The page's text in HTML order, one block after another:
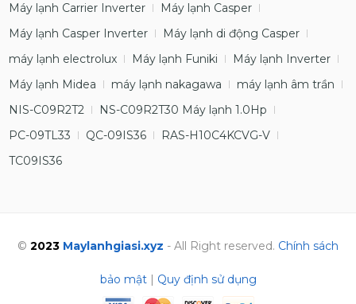
Máy lạnh Carrier Inverter
Máy lạnh Casper
Máy lạnh Casper Inverter
Máy lạnh di động Casper
máy lạnh electrolux
Máy lạnh Funiki
Máy lạnh Inverter
Máy lạnh Midea
máy lạnh nakagawa
máy lạnh âm trần
NIS-C09R2T2
NS-C09R2T30 Máy lạnh 1.0Hp
PC-09TL33
QC-09IS36
RAS-H10C4KCVG-V
TC09IS36
© 2023 Maylanhgiasi.xyz - All Right reserved. Chính sách
bảo mật| Quy định sử dụng